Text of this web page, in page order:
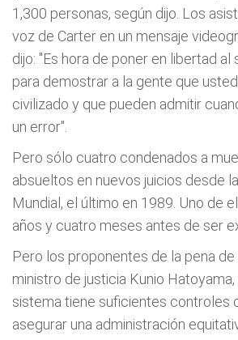
1,300 personas, según dijo. Los
voz de Carter en un mensaje
dijo: "Es hora de poner en libertad al
para demostrar a la gente que
civilizado y que pueden admitir
un error".
Pero sólo cuatro condenados a
absueltos en nuevos juicios desde
Mundial, el último en 1989. Uno de
años y cuatro meses antes de ser
Pero los proponentes de la pena
ministro de justicia Kunio Hatoyama,
sistema tiene suficientes controles
asegurar una administración